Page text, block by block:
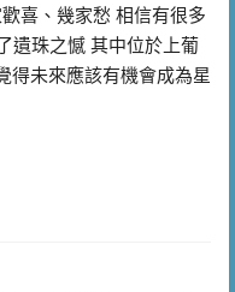
喜、幾家愁 相信有很多
遺珠之憾 其中位於上葡
得未來應該有機會成為星